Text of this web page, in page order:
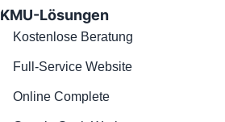
KMU-Lösungen
Kostenlose Beratung
Full-Service Website
Online Complete